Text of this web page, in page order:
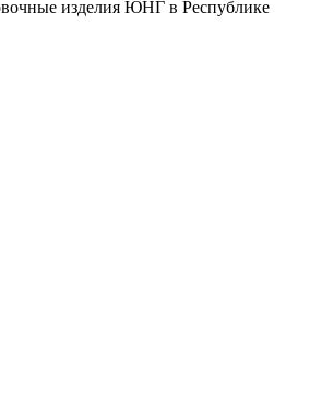
изделия ЮНГ в Республике